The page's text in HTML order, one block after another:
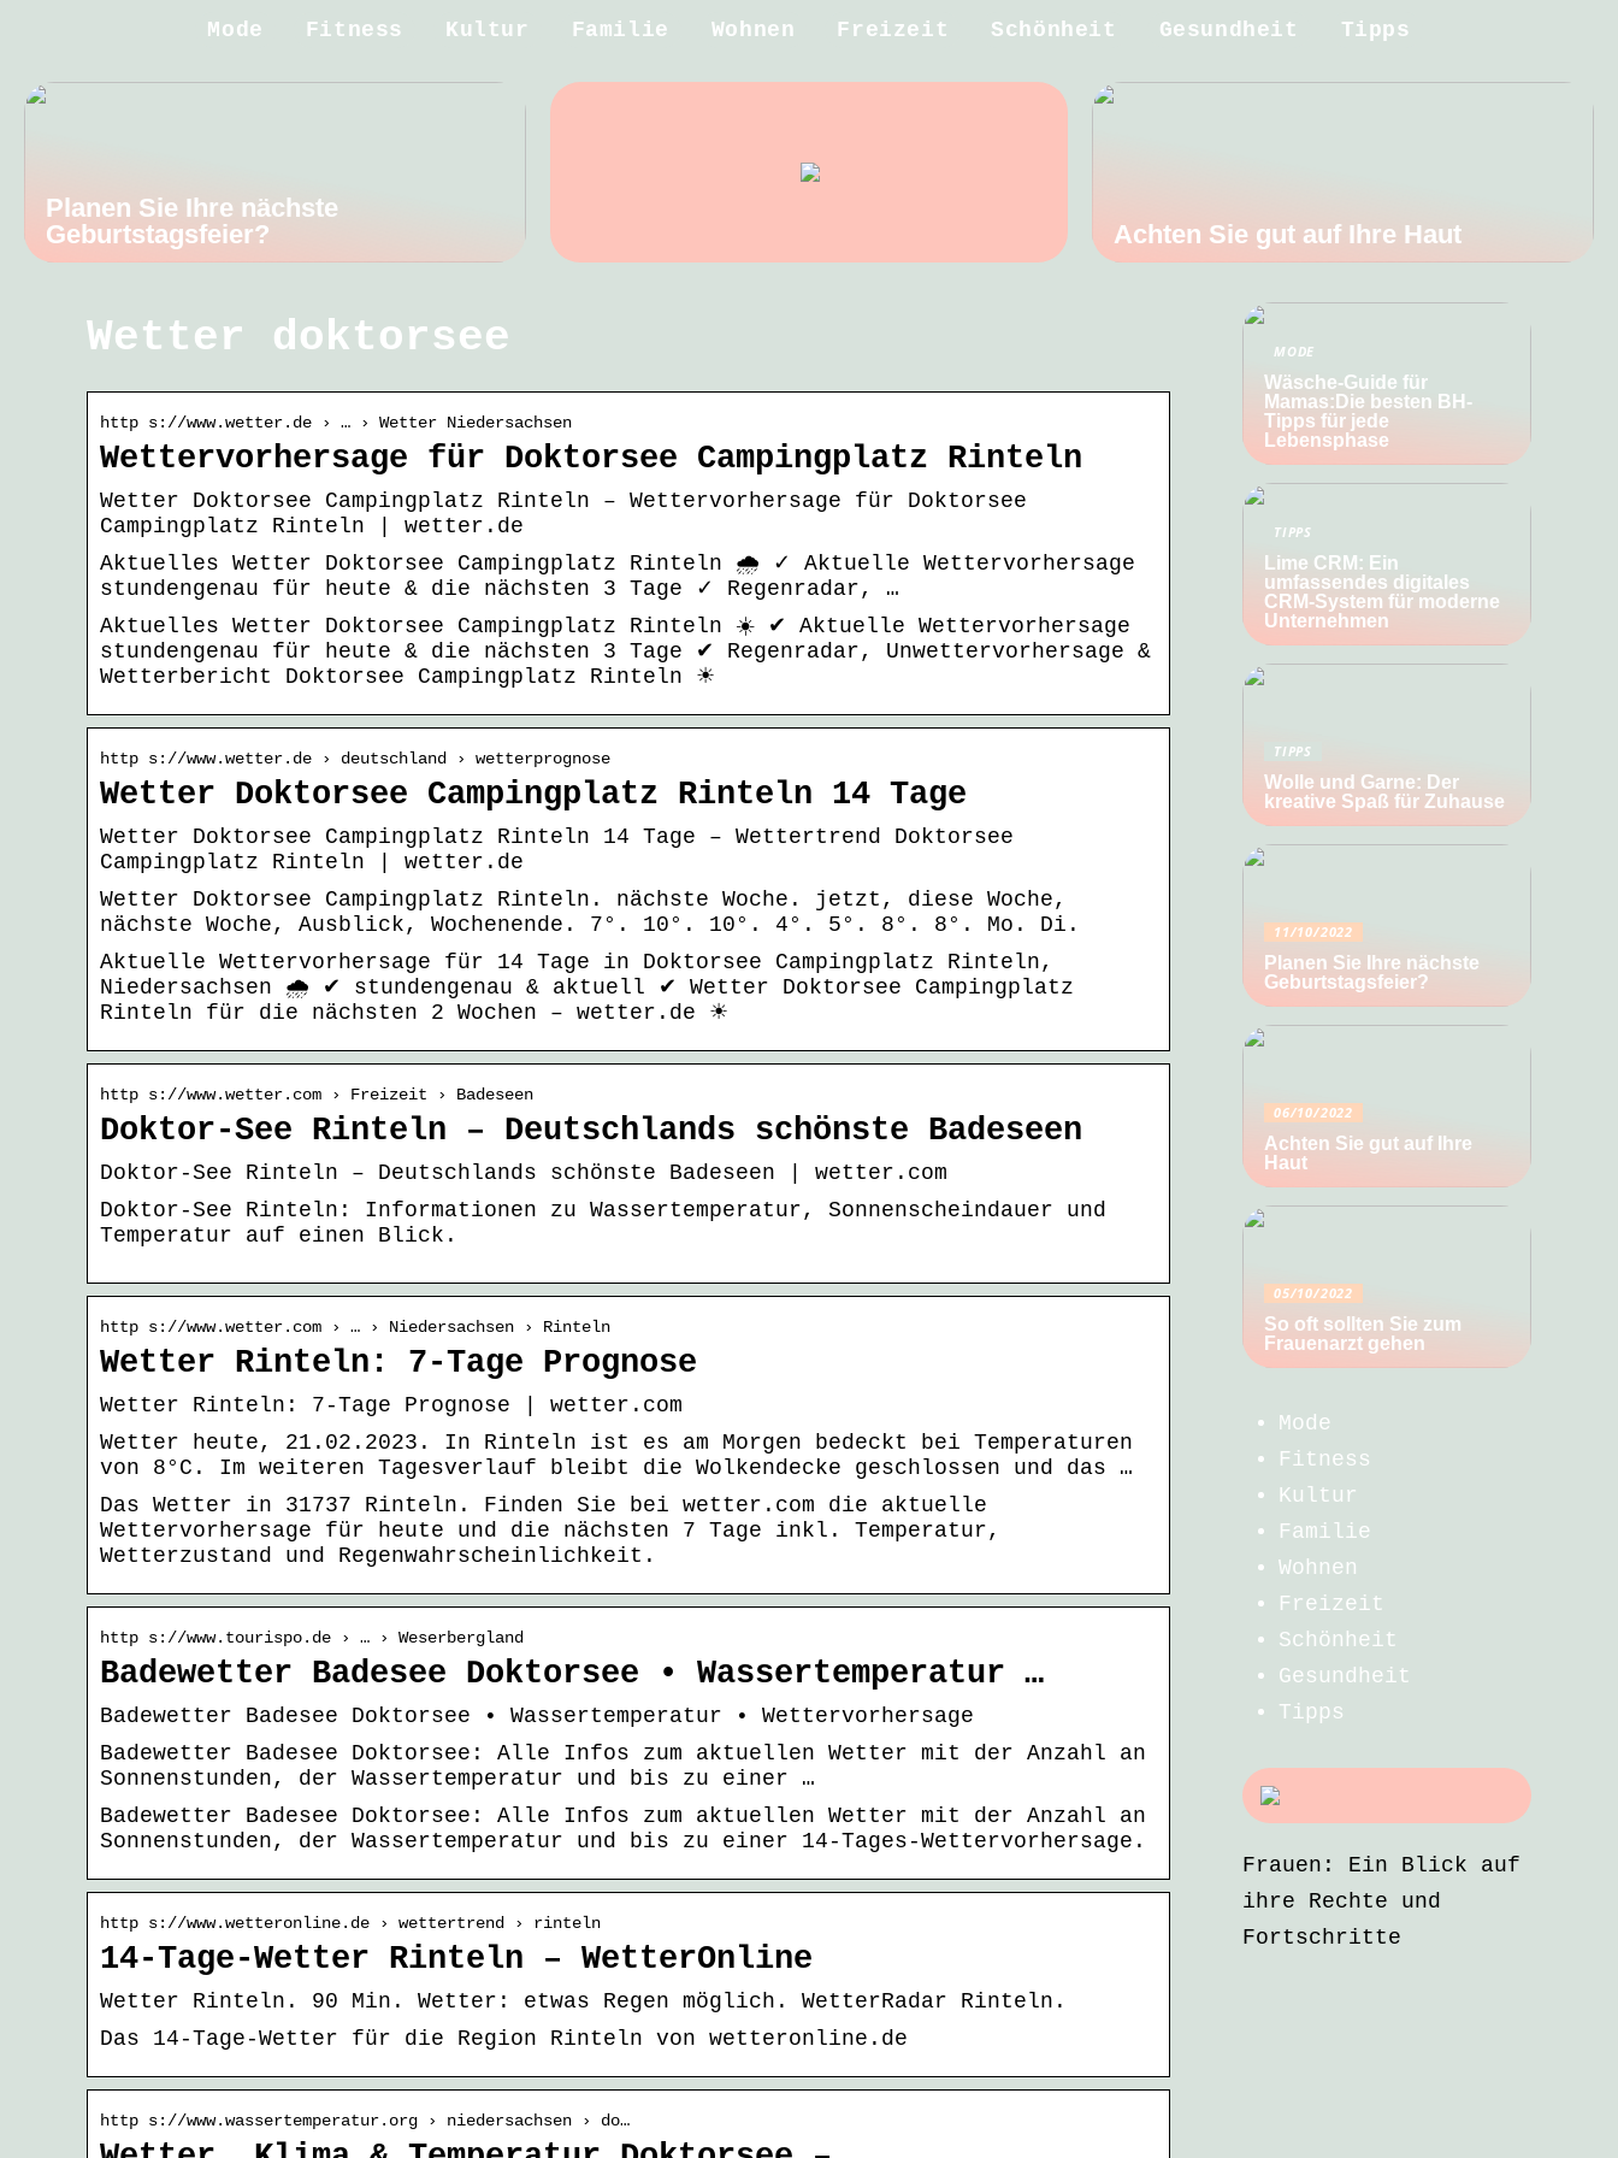
Mode Fitness Kultur Familie Wohnen Freizeit Schönheit Gesundheit Tipps
Planen Sie Ihre nächste
Geburtstagsfeier?
Achten Sie gut auf Ihre Haut
Wetter doktorsee
http s://www.wetter.de › … › Wetter Niedersachsen
Wettervorhersage für Doktorsee Campingplatz Rinteln
Wetter Doktorsee Campingplatz Rinteln – Wettervorhersage für Doktorsee
Campingplatz Rinteln | wetter.de
Aktuelles Wetter Doktorsee Campingplatz Rinteln 🌧️ ✓ Aktuelle Wettervorhersage
stundengenau für heute & die nächsten 3 Tage ✓ Regenradar, …
Aktuelles Wetter Doktorsee Campingplatz Rinteln ☀️ ✔ Aktuelle Wettervorhersage
stundengenau für heute & die nächsten 3 Tage ✔ Regenradar, Unwettervorhersage &
Wetterbericht Doktorsee Campingplatz Rinteln ☀
http s://www.wetter.de › deutschland › wetterprognose
Wetter Doktorsee Campingplatz Rinteln 14 Tage
Wetter Doktorsee Campingplatz Rinteln 14 Tage – Wettertrend Doktorsee
Campingplatz Rinteln | wetter.de
Wetter Doktorsee Campingplatz Rinteln. nächste Woche. jetzt, diese Woche,
nächste Woche, Ausblick, Wochenende. 7°. 10°. 10°. 4°. 5°. 8°. 8°. Mo. Di.
Aktuelle Wettervorhersage für 14 Tage in Doktorsee Campingplatz Rinteln,
Niedersachsen 🌧️ ✔ stundengenau & aktuell ✔ Wetter Doktorsee Campingplatz
Rinteln für die nächsten 2 Wochen – wetter.de ☀
http s://www.wetter.com › Freizeit › Badeseen
Doktor-See Rinteln – Deutschlands schönste Badeseen
Doktor-See Rinteln – Deutschlands schönste Badeseen | wetter.com
Doktor-See Rinteln: Informationen zu Wassertemperatur, Sonnenscheindauer und
Temperatur auf einen Blick.
http s://www.wetter.com › … › Niedersachsen › Rinteln
Wetter Rinteln: 7-Tage Prognose
Wetter Rinteln: 7-Tage Prognose | wetter.com
Wetter heute, 21.02.2023. In Rinteln ist es am Morgen bedeckt bei Temperaturen
von 8°C. Im weiteren Tagesverlauf bleibt die Wolkendecke geschlossen und das …
Das Wetter in 31737 Rinteln. Finden Sie bei wetter.com die aktuelle
Wettervorhersage für heute und die nächsten 7 Tage inkl. Temperatur,
Wetterzustand und Regenwahrscheinlichkeit.
http s://www.tourispo.de › … › Weserbergland
Badewetter Badesee Doktorsee • Wassertemperatur …
Badewetter Badesee Doktorsee • Wassertemperatur • Wettervorhersage
Badewetter Badesee Doktorsee: Alle Infos zum aktuellen Wetter mit der Anzahl an
Sonnenstunden, der Wassertemperatur und bis zu einer …
Badewetter Badesee Doktorsee: Alle Infos zum aktuellen Wetter mit der Anzahl an
Sonnenstunden, der Wassertemperatur und bis zu einer 14-Tages-Wettervorhersage.
http s://www.wetteronline.de › wettertrend › rinteln
14-Tage-Wetter Rinteln – WetterOnline
Wetter Rinteln. 90 Min. Wetter: etwas Regen möglich. WetterRadar Rinteln.
Das 14-Tage-Wetter für die Region Rinteln von wetteronline.de
http s://www.wassertemperatur.org › niedersachsen › do…
MODE
Wäsche-Guide für
Mamas:Die besten BH-
Tipps für jede
Lebensphase
TIPPS
Lime CRM: Ein
umfassendes digitales
CRM-System für moderne
Unternehmen
TIPPS
Wolle und Garne: Der
kreative Spaß für Zuhause
11/10/2022
Planen Sie Ihre nächste
Geburtstagsfeier?
06/10/2022
Achten Sie gut auf Ihre
Haut
05/10/2022
So oft sollten Sie zum
Frauenarzt gehen
Mode
Fitness
Kultur
Familie
Wohnen
Freizeit
Schönheit
Gesundheit
Tipps
Frauen: Ein Blick auf
ihre Rechte und
Fortschritte